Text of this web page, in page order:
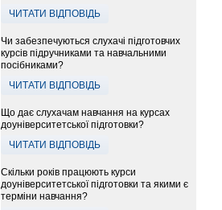
ЧИТАТИ ВІДПОВІДЬ
Чи забезпечуються слухачі підготовчих
курсів підручниками та навчальними
посібниками?
ЧИТАТИ ВІДПОВІДЬ
Що дає слухачам навчання на курсах
доуніверситетської підготовки?
ЧИТАТИ ВІДПОВІДЬ
Скільки років працюють курси
доуніверситетської підготовки та якими є
терміни навчання?